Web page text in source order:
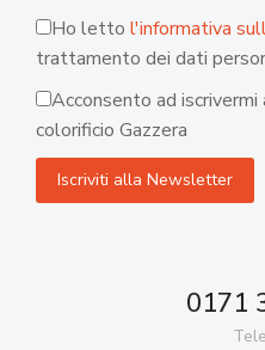
Ho letto l'informativa
trattamento dei dati
Acconsento ad
colorificio Gazzera
0171